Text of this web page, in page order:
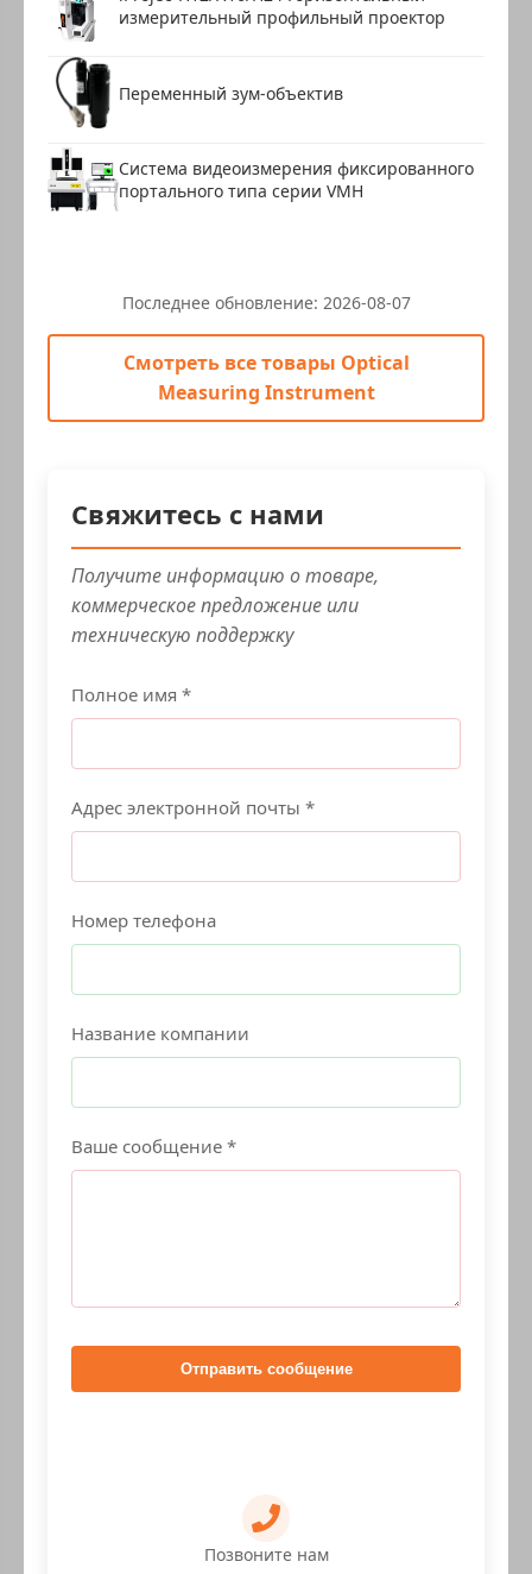
измерительный профильный проектор
Переменный зум-объектив
Система видеоизмерения фиксированного
портального типа серии VMH
Последнее обновление: 2026-08-07
Смотреть все товары Optical
Measuring Instrument
Свяжитесь с нами
Получите информацию о товаре,
коммерческое предложение или
техническую поддержку
Полное имя *
Адрес электронной почты *
Номер телефона
Название компании
Ваше сообщение *
Отправить сообщение
Позвоните нам